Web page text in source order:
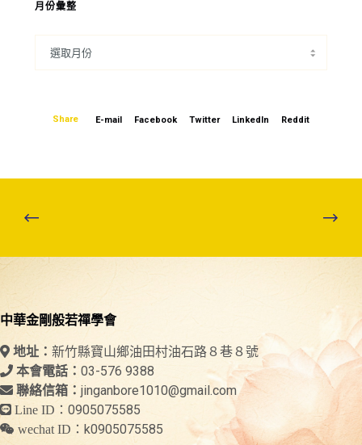
月份彙整
Share E-mail Facebook Twitter LinkedIn Reddit
中華金剛般若禪學會
地址： 新竹縣寶山鄉油田村油石路８巷８號
本會電話： 03-576 9388
聯絡信箱： jinganbore1010@gmail.com
Line ID： 0905075585
wechat ID： k0905075585